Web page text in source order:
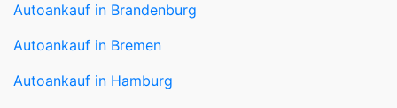
Autoankauf in Brandenburg
Autoankauf in Bremen
Autoankauf in Hamburg